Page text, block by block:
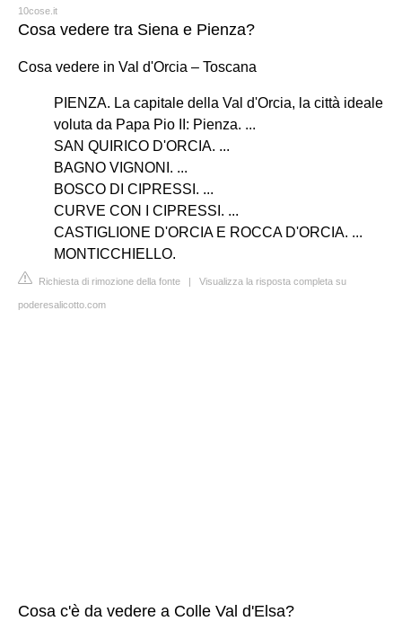
10cose.it
Cosa vedere tra Siena e Pienza?
Cosa vedere in Val d'Orcia – Toscana
PIENZA. La capitale della Val d'Orcia, la città ideale
voluta da Papa Pio II: Pienza. ...
SAN QUIRICO D'ORCIA. ...
BAGNO VIGNONI. ...
BOSCO DI CIPRESSI. ...
CURVE CON I CIPRESSI. ...
CASTIGLIONE D'ORCIA E ROCCA D'ORCIA. ...
MONTICCHIELLO.
Richiesta di rimozione della fonte | Visualizza la risposta completa su
poderesalicotto.com
Cosa c'è da vedere a Colle Val d'Elsa?